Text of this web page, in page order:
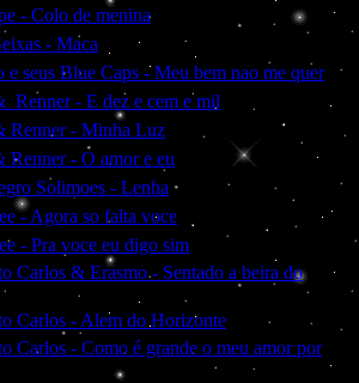
- Colo de menina
- Maca
e seus Blue Caps - Meu bem nao me quer
Renner - E dez e cem e mil
Renner - Minha Luz
Renner - O amor e eu
Solimoes - Lenha
- Agora so falta voce
- Pra voce eu digo sim
Carlos & Erasmo - Sentado a beira do
Carlos - Alem do Horizonte
Carlos - Como é grande o meu amor por